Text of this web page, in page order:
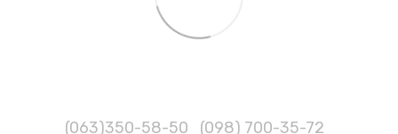
(063)350-58-50 (098) 700-35-72